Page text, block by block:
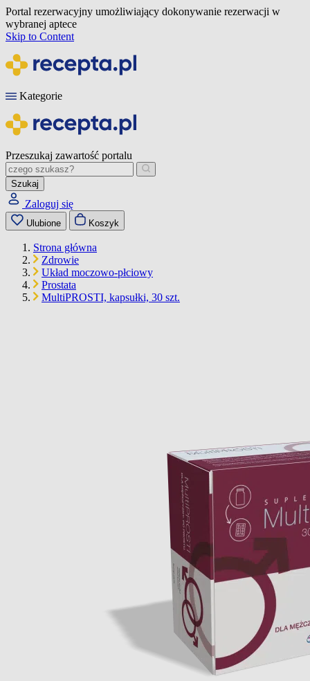
Portal rezerwacyjny umożliwiający dokonywanie rezerwacji w
wybranej aptece
Skip to Content
Kategorie
Przeszukaj zawartość portalu
Szukaj
Zaloguj się
Ulubione Koszyk
Strona główna
Zdrowie
Układ moczowo-płciowy
Prostata
MultiPROSTI, kapsułki, 30 szt.